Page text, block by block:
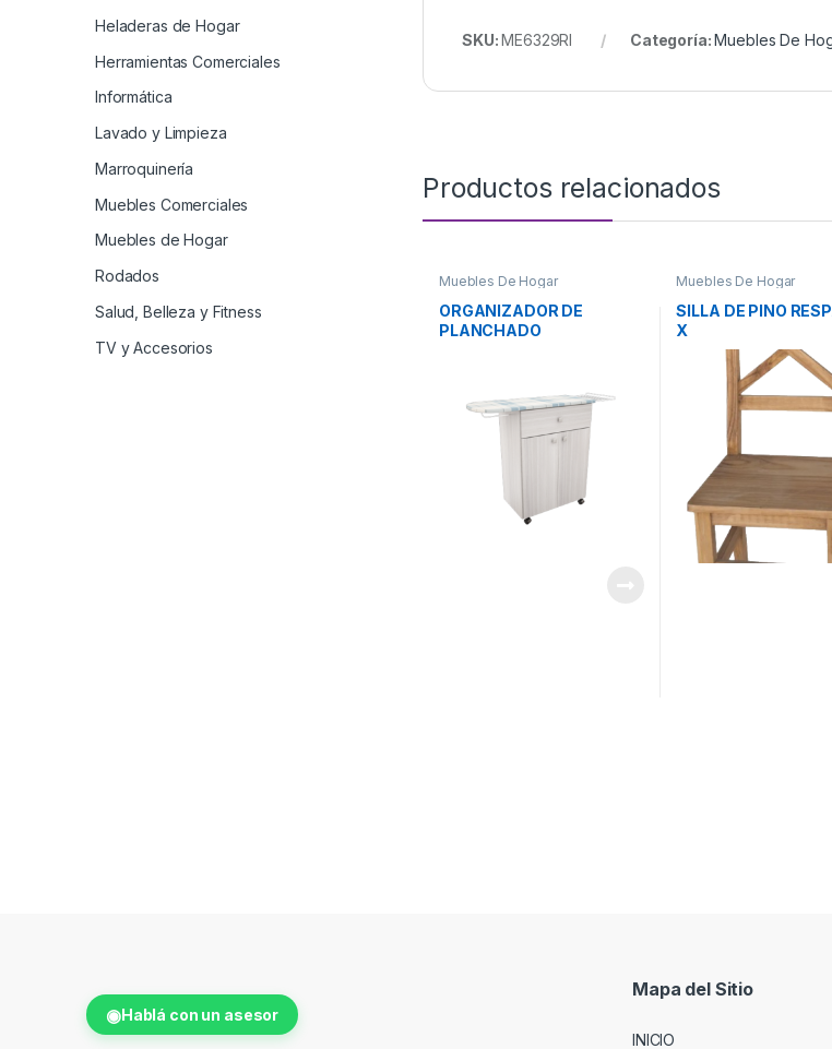
SKU:ME6329RI Categoría:Muebles De
Productos relacionados
Muebles De Hogar
ORGANIZADOR DE
PLANCHADO
Muebles De Hogar
SILLA DE PINO
X
Heladeras de Hogar
Herramientas Comerciales
Informática
Lavado y Limpieza
Marroquinería
Muebles Comerciales
Muebles de Hogar
Rodados
Salud, Belleza y Fitness
TV y Accesorios
◉Hablá con un asesor
Mapa del Sitio
INICIO